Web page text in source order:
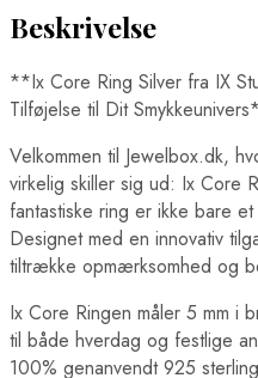
Beskrivelse
**Ix Core Ring Silver fra IX
Tilføjelse til Dit
Velkommen til Jewelbox.dk,
virkelig skiller sig ud: Ix Core
fantastiske ring er ikke bare
Designet med en innovativ
tiltrække opmærksomhed og
Ix Core Ringen måler 5 mm i
til både hverdag og festlige
100% genanvendt 925